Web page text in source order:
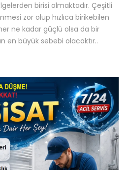
birisi olmaktadır. Çeşitli
zor olup hızlıca birikebilen
ne kadar güçlü olsa da bir
en büyük sebebi olacaktır..